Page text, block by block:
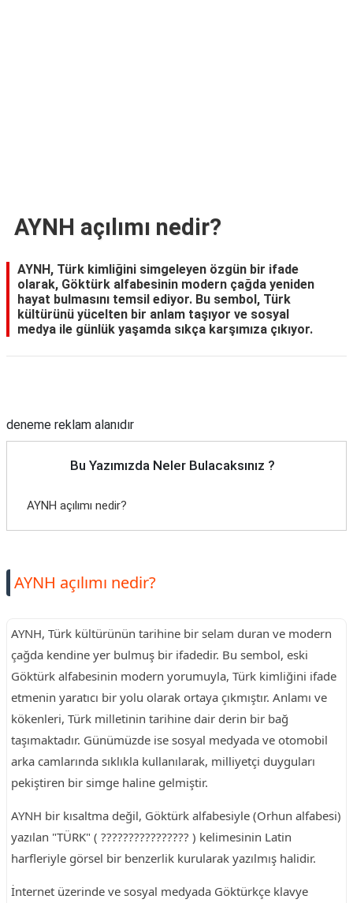
AYNH açılımı nedir?
AYNH, Türk kimliğini simgeleyen özgün bir ifade
olarak, Göktürk alfabesinin modern çağda yeniden
hayat bulmasını temsil ediyor. Bu sembol, Türk
kültürünü yücelten bir anlam taşıyor ve sosyal
medya ile günlük yaşamda sıkça karşımıza çıkıyor.
deneme reklam alanıdır
Bu Yazımızda Neler Bulacaksınız ?
AYNH açılımı nedir?
AYNH açılımı nedir?
AYNH, Türk kültürünün tarihine bir selam duran ve modern
çağda kendine yer bulmuş bir ifadedir. Bu sembol, eski
Göktürk alfabesinin modern yorumuyla, Türk kimliğini ifade
etmenin yaratıcı bir yolu olarak ortaya çıkmıştır. Anlamı ve
kökenleri, Türk milletinin tarihine dair derin bir bağ
taşımaktadır. Günümüzde ise sosyal medyada ve otomobil
arka camlarında sıklıkla kullanılarak, milliyetçi duyguları
pekiştiren bir simge haline gelmiştir.
AYNH bir kısaltma değil, Göktürk alfabesiyle (Orhun alfabesi)
yazılan "TÜRK" ( ???????????????? ) kelimesinin Latin
harfleriyle görsel bir benzerlik kurularak yazılmış halidir.
İnternet üzerinde ve sosyal medyada Göktürkçe klavye